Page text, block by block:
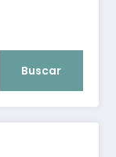
Buscar